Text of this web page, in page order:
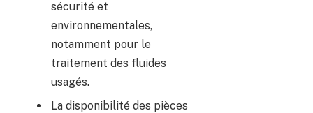
sécurité et
environnementales,
notamment pour le
traitement des fluides
usagés.
La disponibilité des pièces